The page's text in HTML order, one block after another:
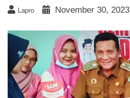
Lapro November 30, 2023